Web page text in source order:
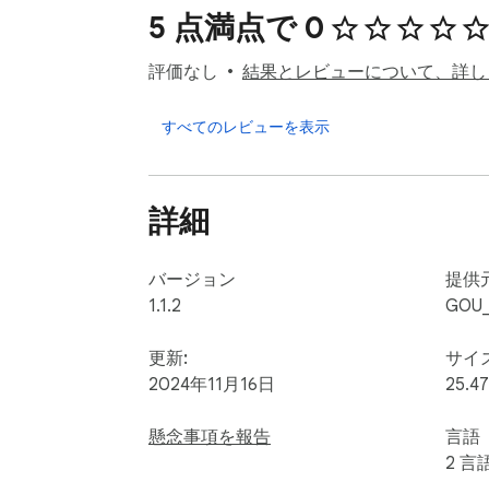
5 点満点で 0
評価なし 結果とレビューについて、詳
すべてのレビューを表示
詳細
バージョン
1.1.2
更新:
2024年11月16日
懸念事項を報告
提供
サイ
言語
2 言